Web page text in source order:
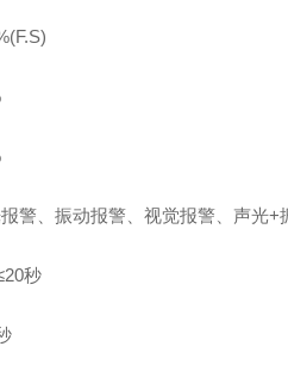
警、振动报警、视觉报警、声光+
秒